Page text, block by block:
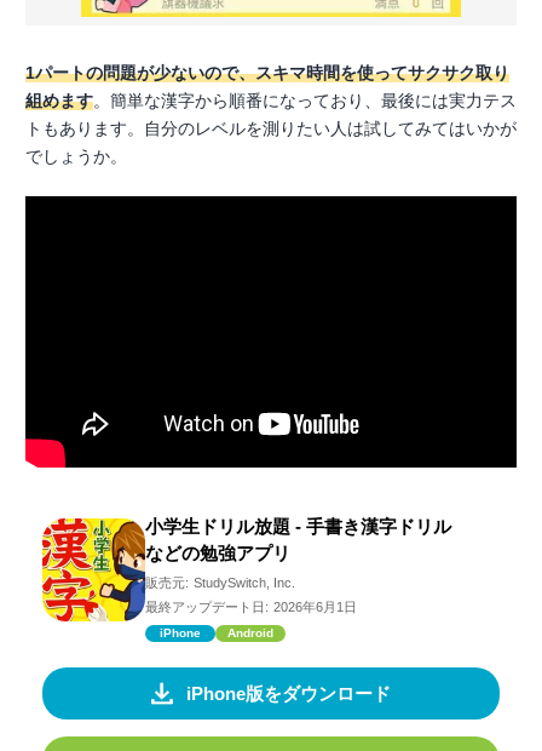
1パートの問題が少ないので、スキマ時間を使ってサクサク取り
組めます。簡単な漢字から順番になっており、最後には実力テス
トもあります。自分のレベルを測りたい人は試してみてはいかが
でしょうか。
小学生ドリル放題 - 手書き漢字ドリル
などの勉強アプリ
販売元: StudySwitch, Inc.
最終アップデート日: 2026年6月1日
iPhone Android
iPhone版をダウンロード